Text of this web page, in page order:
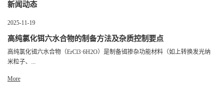
新闻动态
2025-11-19
高纯氯化铒六水合物的制备方法及杂质控制要点
高纯氯化铒六水合物（ErCl3·6H2O）是制备铒掺杂功能材料（如上转换发光纳
米粒子、...
More